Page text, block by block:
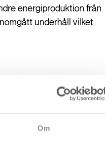
Om
energiproduktion från
underhåll vilket
energipriser är något
i Kina, Indien,
är upp kraftigt på de